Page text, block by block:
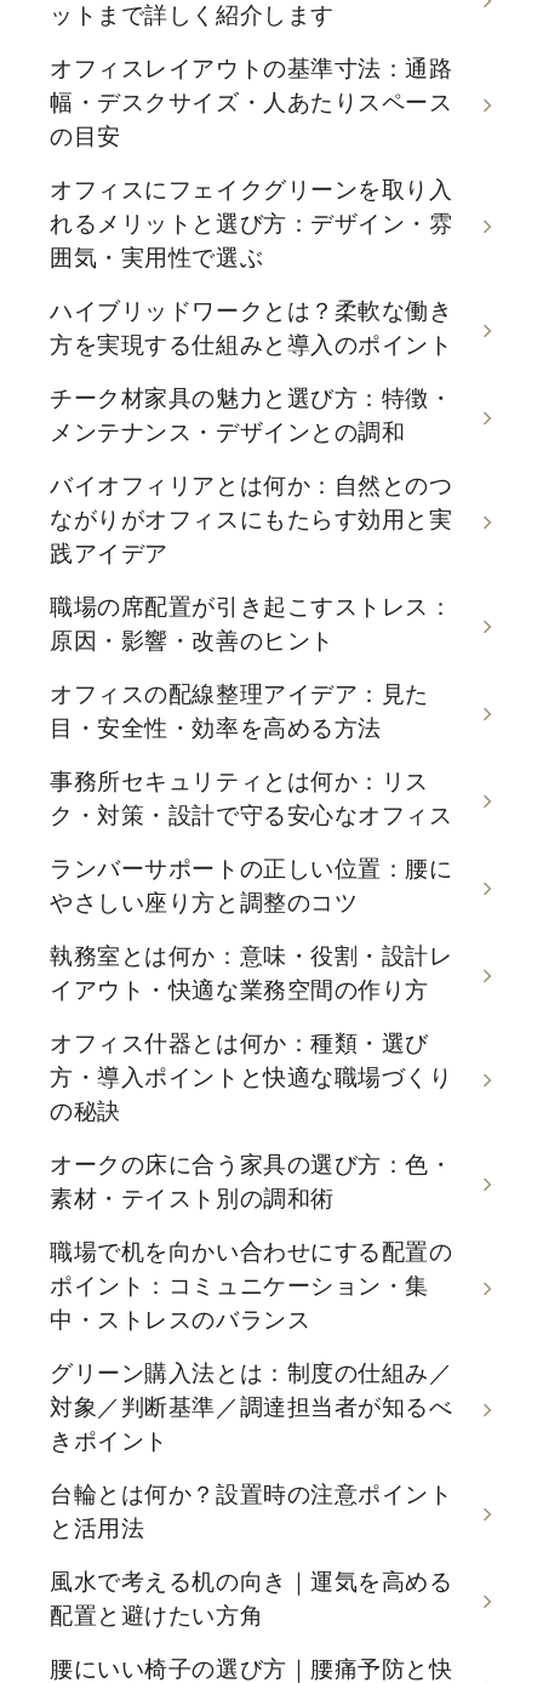
ットまで詳しく紹介します
オフィスレイアウトの基準寸法：通路
幅・デスクサイズ・人あたりスペース
の目安
オフィスにフェイクグリーンを取り入
れるメリットと選び方：デザイン・雰
囲気・実用性で選ぶ
ハイブリッドワークとは？柔軟な働き
方を実現する仕組みと導入のポイント
チーク材家具の魅力と選び方：特徴・
メンテナンス・デザインとの調和
バイオフィリアとは何か：自然とのつ
ながりがオフィスにもたらす効用と実
践アイデア
職場の席配置が引き起こすストレス：
原因・影響・改善のヒント
オフィスの配線整理アイデア：見た
目・安全性・効率を高める方法
事務所セキュリティとは何か：リス
ク・対策・設計で守る安心なオフィス
ランバーサポートの正しい位置：腰に
やさしい座り方と調整のコツ
執務室とは何か：意味・役割・設計レ
イアウト・快適な業務空間の作り方
オフィス什器とは何か：種類・選び
方・導入ポイントと快適な職場づくり
の秘訣
オークの床に合う家具の選び方：色・
素材・テイスト別の調和術
職場で机を向かい合わせにする配置の
ポイント：コミュニケーション・集
中・ストレスのバランス
グリーン購入法とは：制度の仕組み／
対象／判断基準／調達担当者が知るべ
きポイント
台輪とは何か？設置時の注意ポイント
と活用法
風水で考える机の向き｜運気を高める
配置と避けたい方角
腰にいい椅子の選び方｜腰痛予防と快